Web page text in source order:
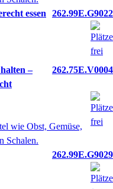
essen
262.99E.G9022
–
262.75E.V0004
262.99E.G9029